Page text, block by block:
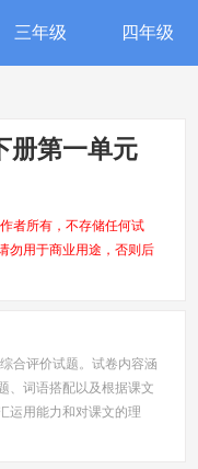
三年级 四年级
册第一单元
者所有，不存储任何试
勿用于商业用途，否则后
合评价试题。试卷内容涵
、词语搭配以及根据课文
运用能力和对课文的理